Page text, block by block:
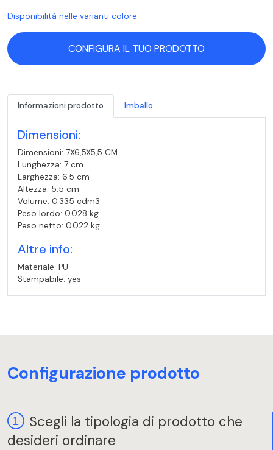
Disponibilità nelle varianti colore
CONFIGURA IL TUO PRODOTTO
Informazioni prodotto Imballo
Dimensioni:
Dimensioni: 7X6,5X5,5 CM
Lunghezza: 7 cm
Larghezza: 6.5 cm
Altezza: 5.5 cm
Volume: 0.335 cdm3
Peso lordo: 0.028 kg
Peso netto: 0.022 kg
Altre info:
Materiale: PU
Stampabile: yes
Configurazione prodotto
Scegli la tipologia di prodotto che
desideri ordinare